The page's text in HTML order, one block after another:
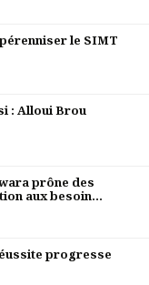
le SIMT
: Alloui Brou
prône des
aux besoin...
progresse